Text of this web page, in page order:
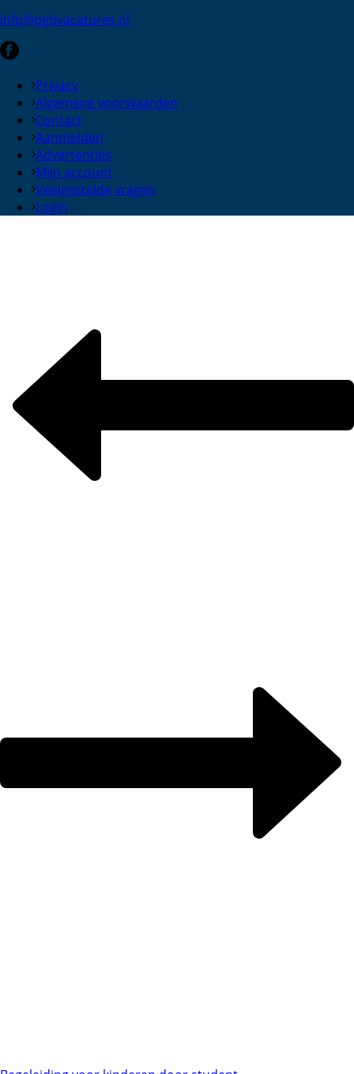
info@pgbvacatures.nl
Privacy
Algemene voorwaarden
Contact
Aanmelden
Advertenties
Mijn account
Veelgestelde vragen
Login